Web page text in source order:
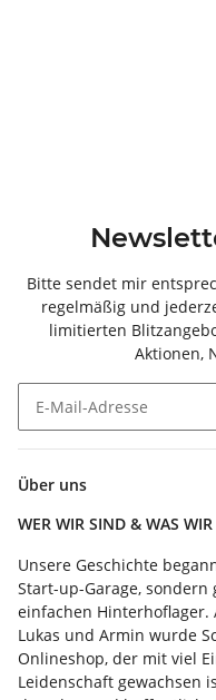
Bitte sendet mir
regelmäßig und
limitierten
Aktionen,
Über uns
WER WIR SIND & WAS
Unsere Geschichte
Start-up-Garage,
einfachen Hinterhoflager.
Lukas und Armin wurde
Onlineshop, der mit viel
Leidenschaft gewachsen